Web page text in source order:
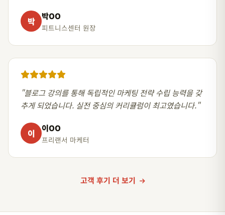
박 박OO
피트니스센터 원장
"블로그 강의를 통해 독립적인 마케팅 전략 수립 능력을 갖
추게 되었습니다. 실전 중심의 커리큘럼이 최고였습니다."
이 이OO
프리랜서 마케터
고객 후기 더 보기